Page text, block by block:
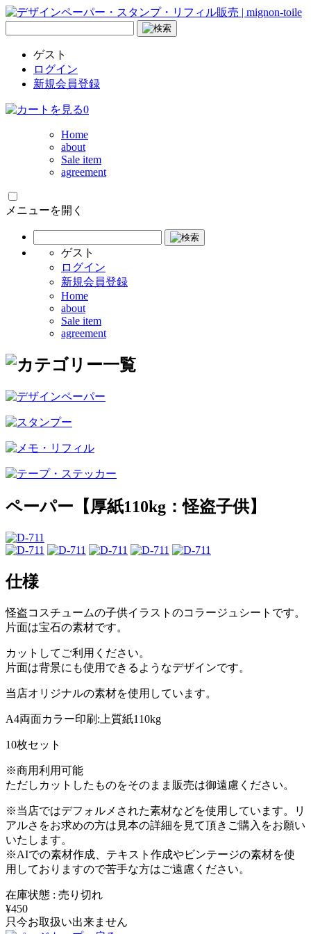
ゲスト
ログイン
新規会員登録
0
Home
about
Sale item
agreement
メニューを開く
ゲスト
ログイン
新規会員登録
Home
about
Sale item
agreement
ペーパー【厚紙110kg：怪盗子供】
仕様
怪盗コスチュームの子供イラストのコラージュシートです。
片面は宝石の素材です。
カットしてご利用ください。
片面は背景にも使用できるようなデザインです。
当店オリジナルの素材を使用しています。
A4両面カラー印刷:上質紙110kg
10枚セット
※商用利用可能
ただしカットしたものをそのまま販売は御遠慮ください。
※当店ではデフォルメされた素材などを使用しています。リ
アルさをお求めの方は見本の詳細を見て頂きご購入をお願い
いたします。
※AIでの素材作成、テキスト作成やビンテージの素材を使
用しておりますので苦手な方はご遠慮ください。
在庫状態 : 売り切れ
¥450
只今お取扱い出来ません